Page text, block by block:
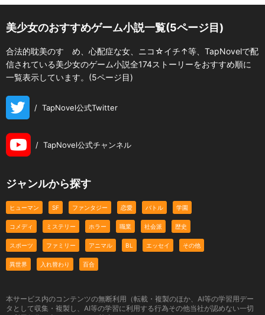
美少女のおすすめゲーム小説一覧(5ページ目)
合法的耽美のすゝめ、心配症な女、ニコ☆イチ↑等、TapNovelで配
信されている美少女のゲーム小説全174ストーリーをおすすめ順に
一覧表示しています。(5ページ目)
/ TapNovel公式Twitter
/ TapNovel公式チャンネル
ジャンルから探す
ヒューマン SF ファンタジー 恋愛 バトル 学園
コメディ ミステリー ホラー 職業 社会派 歴史
スポーツ ファミリー アニマル BL エッセイ その他
異世界 入れ替わり 百合
本サービス内のコンテンツの無断利用（転載・複製のほか、AI等の学習用デー
タとして収集・複製し、AI等の学習に利用する行為その他当社が認めない一切